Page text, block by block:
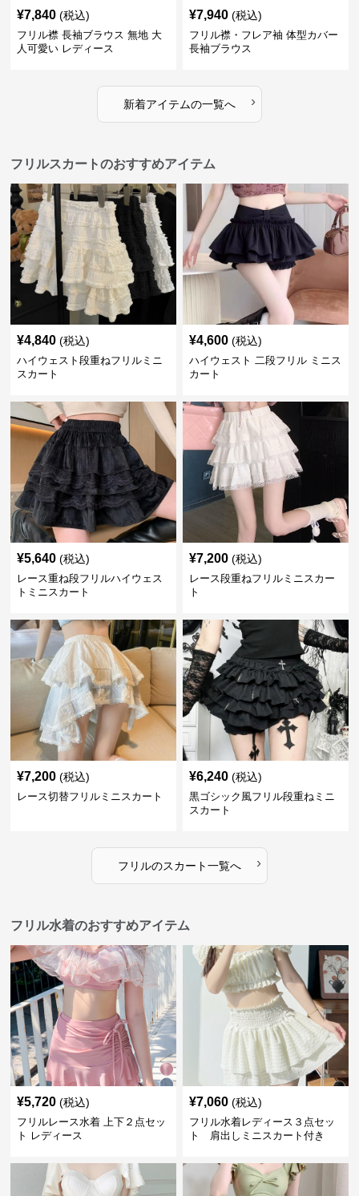
¥7,840 (税込)
フリル襟 長袖ブラウス 無地 大
人可愛い レディース
¥7,940 (税込)
フリル襟・フレア袖 体型カバー
長袖ブラウス
新着アイテムの一覧へ ›
フリルスカートのおすすめアイテム
¥4,840 (税込)
ハイウェスト段重ねフリルミニ
スカート
¥4,600 (税込)
ハイウェスト 二段フリル ミニス
カート
¥5,640 (税込)
レース重ね段フリルハイウェス
トミニスカート
¥7,200 (税込)
レース段重ねフリルミニスカー
ト
¥7,200 (税込)
レース切替フリルミニスカート
¥6,240 (税込)
黒ゴシック風フリル段重ねミニ
スカート
フリルのスカート一覧へ ›
フリル水着のおすすめアイテム
¥5,720 (税込)
フリルレース水着 上下２点セッ
ト レディース
¥7,060 (税込)
フリル水着レディース３点セッ
ト 肩出しミニスカート付き